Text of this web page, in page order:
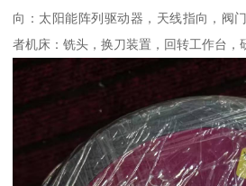
向：太阳能阵列驱动器，天线指向，阀
者机床：铣头，换刀装置，回转工作台，